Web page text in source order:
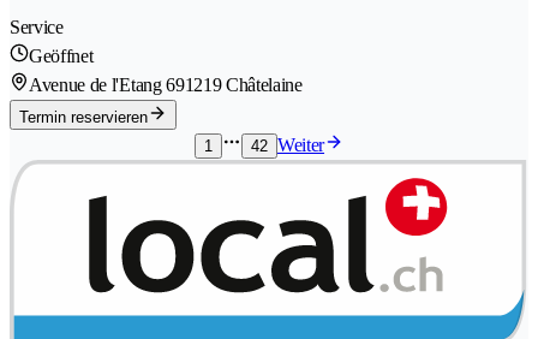
Service
Geöffnet
Avenue de l'Etang 691219 Châtelaine
Termin reservieren
1
42 Weiter